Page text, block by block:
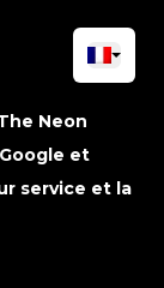
Neon
et
service et la